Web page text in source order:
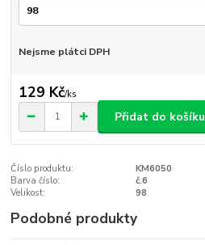
Nejsme plátci DPH
129 Kč/ks
Přidat do košíku
Číslo produktu:
KM6050
Barva číslo:
č.6
Velikost:
98
Podobné produkty